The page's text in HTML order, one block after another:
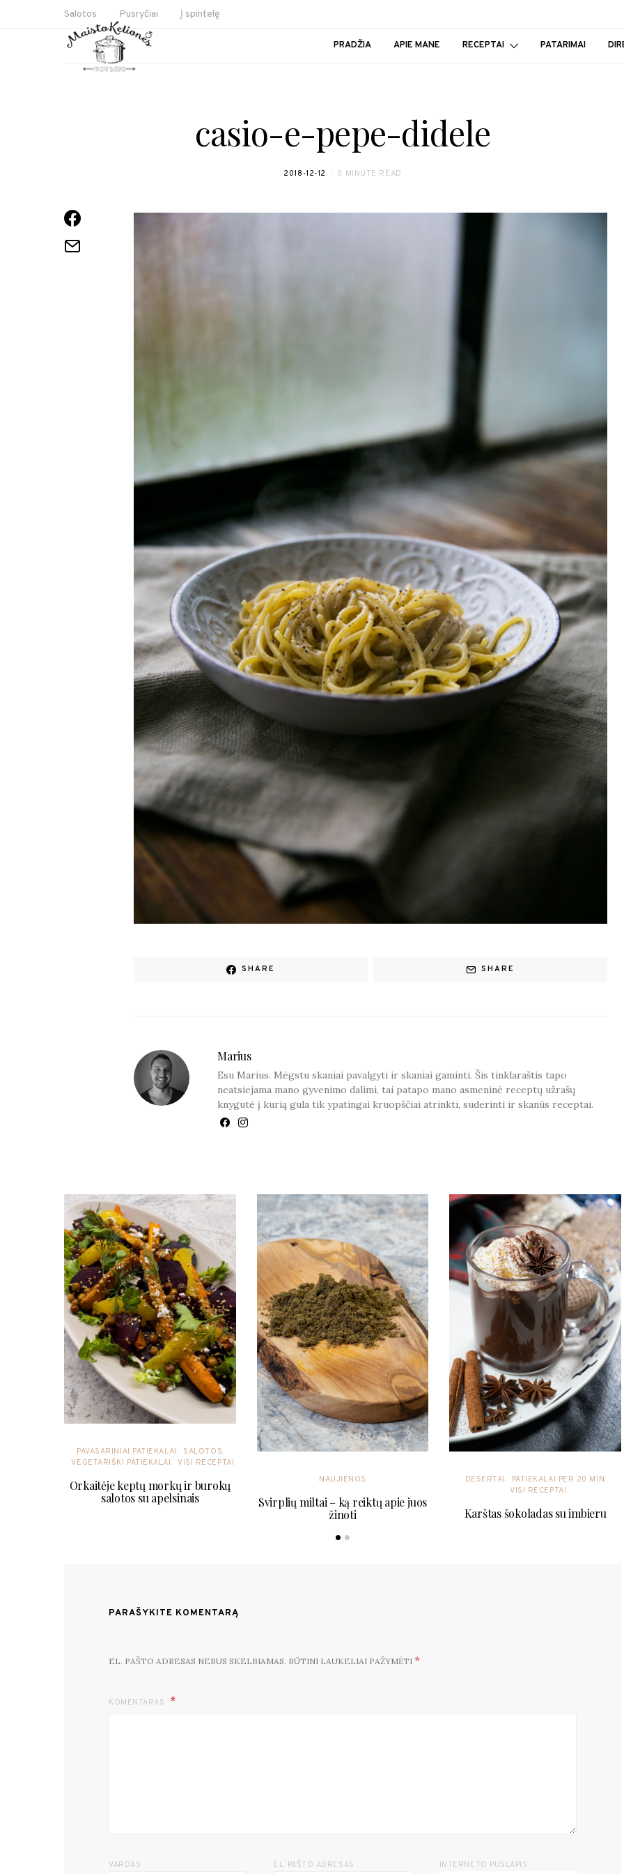
Salotos Pusryčiai Į spintelę
PRADŽIA APIE MANE RECEPTAI PATARIMAI
casio-e-pepe-didele
2018-12-12 0 MINUTE READ
SHARE SHARE
Marius
Esu Marius. Mėgstu skaniai pavalgyti ir skaniai gaminti. Šis tinklaraštis tapo
neatsiejama mano gyvenimo dalimi, tai patapo mano asmeninė receptų užrašų
knygutė į kurią gula tik ypatingai kruopščiai atrinkti, suderinti ir skanūs receptai.
PAVASARINIAI PATIEKALAI
SALOTOS
VEGETARIŠKI PATIEKALAI
VISI RECEPTAI
Orkaitėje keptų morkų ir burokų
salotos su apelsinais
NAUJIENOS
Svirplių miltai – ką reiktų apie juos
žinoti
DESERTAI
PATIEKALAI PER 20 MIN
VISI RECEPTAI
Karštas šokoladas su imbieru
PARAŠYKITE KOMENTARĄ
EL. PAŠTO ADRESAS NEBUS SKELBIAMAS. BŪTINI LAUKELIAI PAŽYMĖTI *
KOMENTARAS
VARDAS EL. PAŠTO ADRESAS INTERNETO PUSLAPIS